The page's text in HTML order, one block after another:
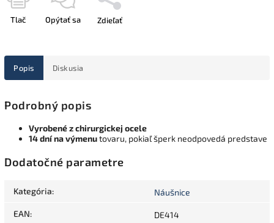
Tlač Opýtať sa Zdieľať
Popis Diskusia
Podrobný popis
Vyrobené z chirurgickej ocele
14 dní na výmenutovaru, pokiaľ šperk neodpovedá predstave
Dodatočné parametre
Kategória: Náušnice
EAN: DE414